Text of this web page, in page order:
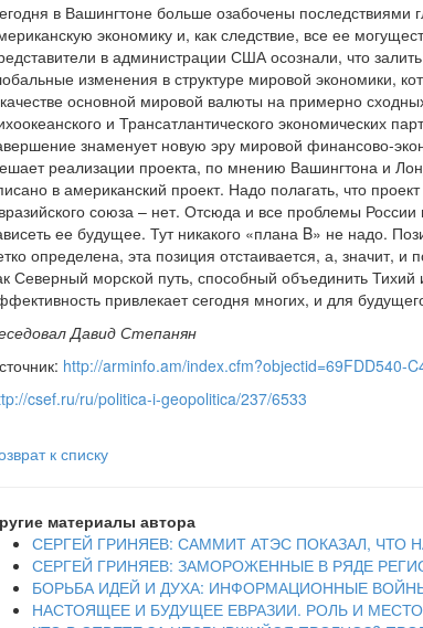
в Вашингтоне больше озабочены последствиями
экономику и, как следствие, все ее
в администрации США осознали, что
изменения в структуре мировой экономики,
основной мировой валюты на примерно
и Трансатлантического экономических
знаменует новую эру мировой финансово-
реализации проекта, по мнению Вашингтона и
в американский проект. Надо полагать, что
союза – нет. Отсюда и все проблемы
ее будущее. Тут никакого «плана B» не надо.
определена, эта позиция отстаивается, а, значит,
Северный морской путь, способный объединить
привлекает сегодня многих, и для
Давид Степанян
http://arminfo.am/index.cfm?objectid=69FDD540-
csef.ru/ru/politica-i-geopolitica/237/6533
к списку
материалы автора
СЕРГЕЙ ГРИНЯЕВ: САММИТ АТЭС ПОКАЗАЛ, ЧТО
СЕРГЕЙ ГРИНЯЕВ: ЗАМОРОЖЕННЫЕ В РЯДЕ
БОРЬБА ИДЕЙ И ДУХА: ИНФОРМАЦИОННЫЕ
НАСТОЯЩЕЕ И БУДУЩЕЕ ЕВРАЗИИ. РОЛЬ И